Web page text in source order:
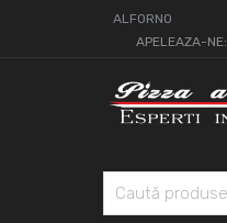
ALFORNO
APELEAZA-NE: